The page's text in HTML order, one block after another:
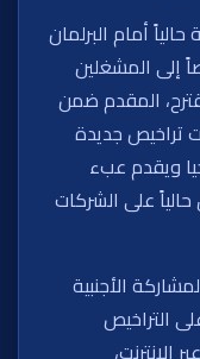
أمام البرلمان
إلى المشغلين
المقدم ضمن
تراخيص جديدة
ويقدم عبء
على الشركات
الأجنبية
التراخيص
الإنترنت،